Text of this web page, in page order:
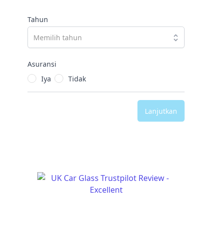
Tahun
Asuransi
Iya
Tidak
Lanjutkan